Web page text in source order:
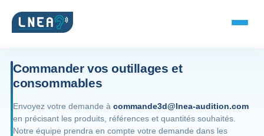
SOLUTIONS AUDITIVES
Embouts BTE
Commander vos outillages et
consommables
Envoyez votre demande à commande3d@lnea-audition.com
en précisant les produits, références et quantités souhaités.
Notre équipe prendra en compte votre demande dans les